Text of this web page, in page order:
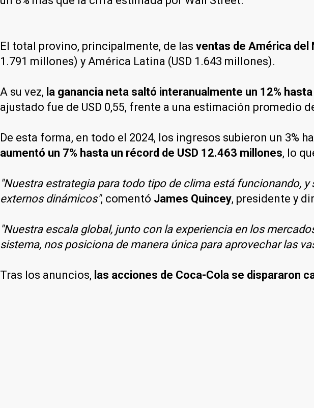
El total provino, principalmente, de las ventas de América del
1.791 millones) y América Latina (USD 1.643 millones).
A su vez, la ganancia neta saltó interanualmente un 12%
ajustado fue de USD 0,55, frente a una estimación promedio
De esta forma, en todo el 2024, los ingresos subieron un 3%
aumentó un 7% hasta un récord de USD 12.463 millones, lo
"Nuestra estrategia para todo tipo de clima está funcionando,
externos dinámicos", comentó James Quincey, presidente y
"Nuestra escala global, junto con la experiencia en los
sistema, nos posiciona de manera única para aprovechar las
Tras los anuncios, las acciones de Coca-Cola se dispararon